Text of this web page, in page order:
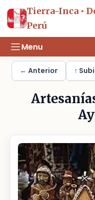
Tierra-Inca •
Perú
Menu
← Anterior ↑